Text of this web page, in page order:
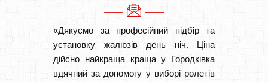
«Дякуємо за професійний підбір та
установку жалюзів день ніч. Ціна
дійсно найкраща краща у Городківка
вдячний за допомогу у виборі ролетів